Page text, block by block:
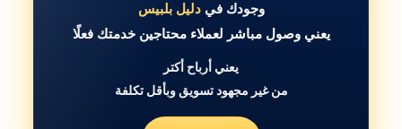
وجودك فيدليل بلبيس
يعني وصول مباشر لعملاء محتاجين خدمتك فعلًا
يعني أرباح أكتر
من غير مجهود تسويق وبأقل تكلفة